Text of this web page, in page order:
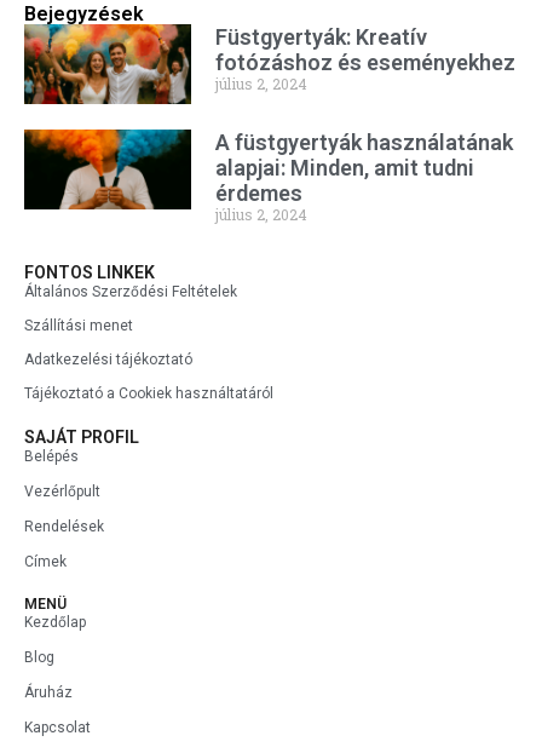
Bejegyzések
Füstgyertyák: Kreatív
fotózáshoz és eseményekhez
július 2, 2024
A füstgyertyák használatának
alapjai: Minden, amit tudni
érdemes
július 2, 2024
FONTOS LINKEK
Általános Szerződési Feltételek
Szállítási menet
Adatkezelési tájékoztató
Tájékoztató a Cookiek használtatáról
SAJÁT PROFIL
Belépés
Vezérlőpult
Rendelések
Címek
MENÜ
Kezdőlap
Blog
Áruház
Kapcsolat